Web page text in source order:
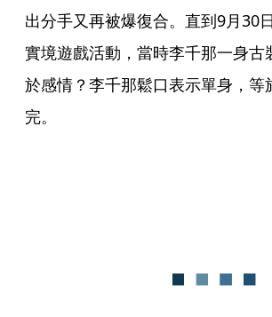
出分手又再被爆復合。直到9月30
實境遊戲活動，當時李千那一身古
於感情？李千那鬆口表示單身，等
完。